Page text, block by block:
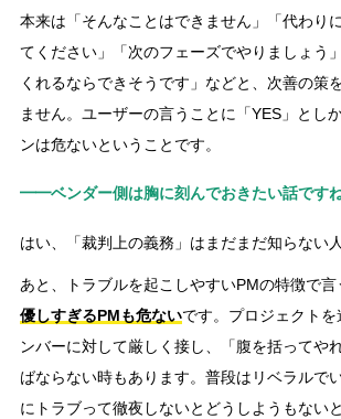
本来は「そんなことはできません」「代わり
てください」「次のフェーズでやりましょう
くれるならできそうです」などと、次善の策
ません。ユーザーの言うことに「YES」とし
ンは危ないということです。
━━ベンダー側は胸に刻んでおきたい話ですね
はい、「裁判上の義務」はまだまだ知らない
あと、トラブルを起こしやすいPMの特徴で言
優しすぎるPMも危ないです。プロジェクトを
ンバーに対して厳しく接し、「腹を括ってや
ばならない時もあります。普段はリベラルで
にトラブって徹夜しないとどうしようもない